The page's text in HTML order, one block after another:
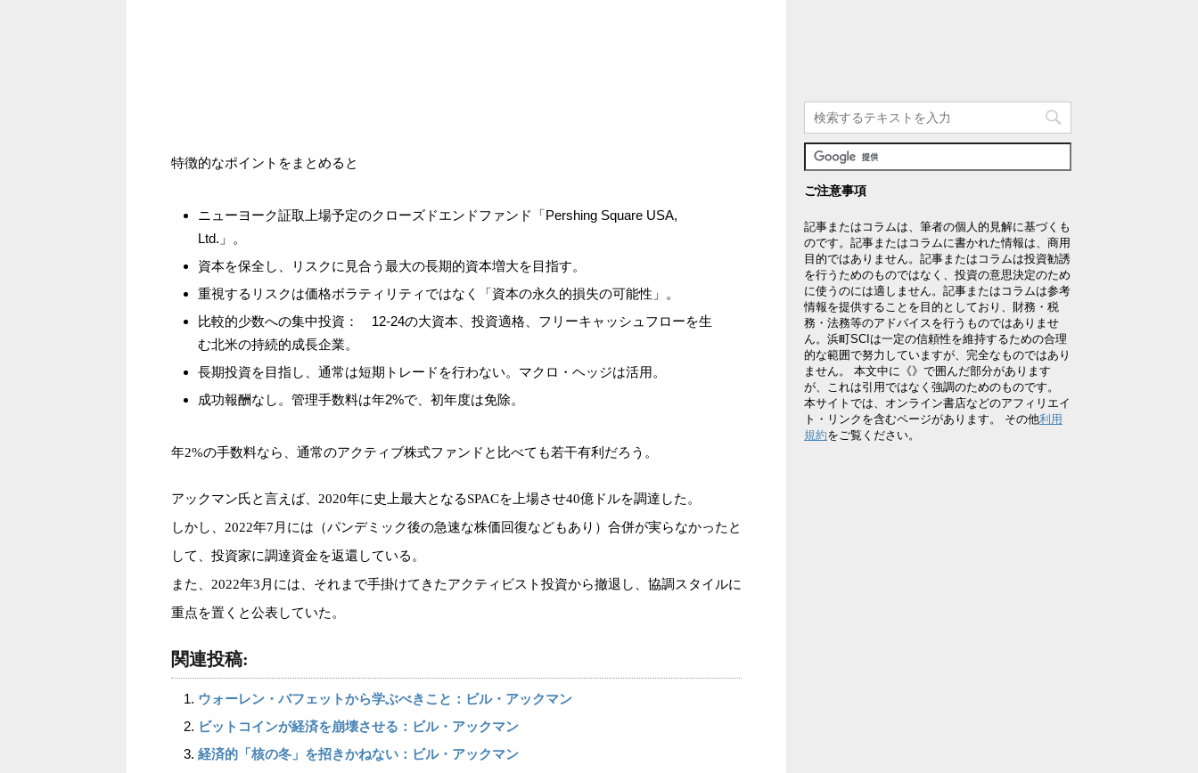
特徴的なポイントをまとめると
ニューヨーク証取上場予定のクローズドエンドファンド「Pershing Square USA,
Ltd.」。
資本を保全し、リスクに見合う最大の長期的資本増大を目指す。
重視するリスクは価格ボラティリティではなく「資本の永久的損失の可能性」。
比較的少数への集中投資： 12-24の大資本、投資適格、フリーキャッシュフローを生
む北米の持続的成長企業。
長期投資を目指し、通常は短期トレードを行わない。マクロ・ヘッジは活用。
成功報酬なし。管理手数料は年2%で、初年度は免除。
年2%の手数料なら、通常のアクティブ株式ファンドと比べても若干有利だろう。
アックマン氏と言えば、2020年に史上最大となるSPACを上場させ40億ドルを調達した。
しかし、2022年7月には（パンデミック後の急速な株価回復などもあり）合併が実らなかったと
して、投資家に調達資金を返還している。
また、2022年3月には、それまで手掛けてきたアクティビスト投資から撤退し、協調スタイルに
重点を置くと公表していた。
関連投稿:
ウォーレン・バフェットから学ぶべきこと：ビル・アックマン
ビットコインが経済を崩壊させる：ビル・アックマン
経済的「核の冬」を招きかねない：ビル・アックマン
ご注意事項
記事またはコラムは、筆者の個人的見解に基づくも
のです。記事またはコラムに書かれた情報は、商用
目的ではありません。記事またはコラムは投資勧誘
を行うためのものではなく、投資の意思決定のため
に使うのには適しません。記事またはコラムは参考
情報を提供することを目的としており、財務・税
務・法務等のアドバイスを行うものではありませ
ん。浜町SCIは一定の信頼性を維持するための合理
的な範囲で努力していますが、完全なものではあり
ません。 本文中に《》で囲んだ部分があります
が、これは引用ではなく強調のためのものです。
本サイトでは、オンライン書店などのアフィリエイ
ト・リンクを含むページがあります。 その他利用
規約をご覧ください。